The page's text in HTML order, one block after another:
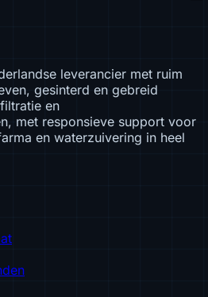
leverancier met ruim
gesinterd en gebreid
en
met responsieve support voor
en waterzuivering in heel